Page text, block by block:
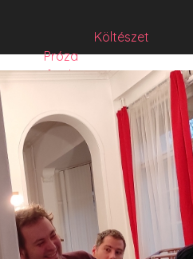
Költészet
Próza
Műfordítás
Folyó/irat/mentés
Sorozat
Hibrid
Hasznos szöveg
Józsefet nem kérdezte senki
Csízió
HISZTI